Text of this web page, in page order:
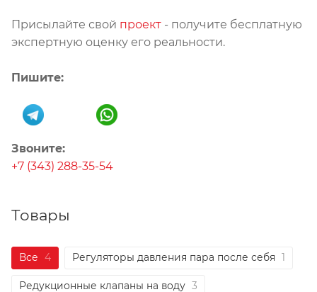
Присылайте свой проект - получите бесплатную
экспертную оценку его реальности.
Пишите:
Звоните:
+7 (343) 288-35-54
Товары
Все 4 Регуляторы давления пара после себя 1
Редукционные клапаны на воду 3